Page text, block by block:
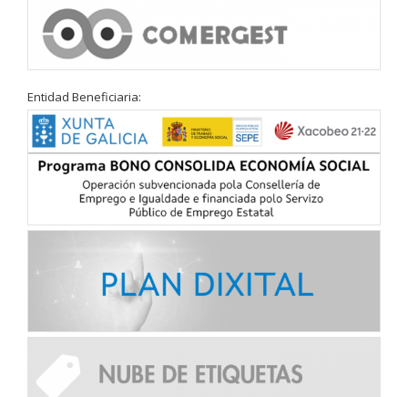
Entidad Beneficiaria: